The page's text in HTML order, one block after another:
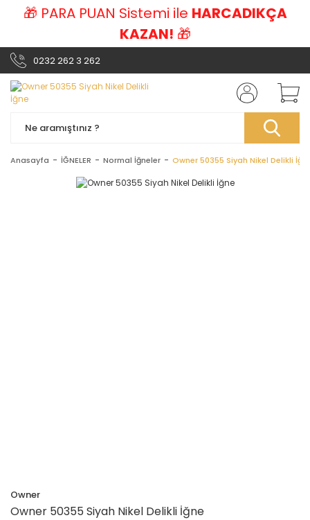
🎁 PARA PUAN Sistemi ile HARCADIKÇA
KAZAN! 🎁
0232 262 3 262
Anasayfa İĞNELER Normal İğneler Owner 50355 Siyah Nikel Delikli
Owner
Owner 50355 Siyah Nikel Delikli İğne